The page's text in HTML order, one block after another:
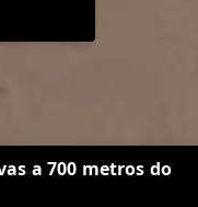
a 700 metros do